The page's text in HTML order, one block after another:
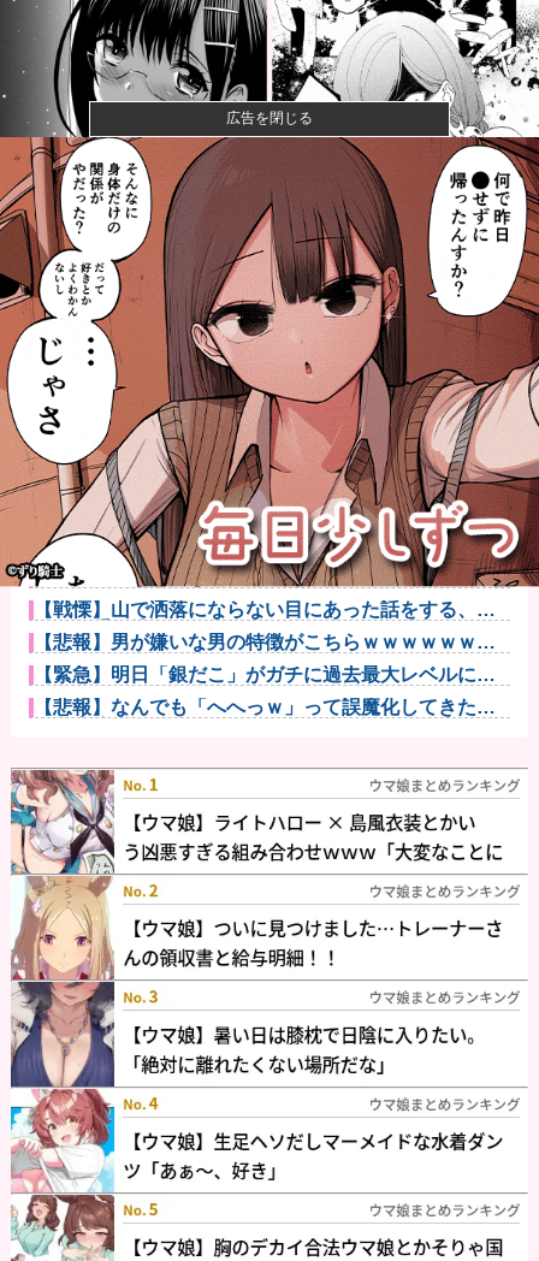
【画像】咲-saki-作者、ようやく『奇乳』に気付くｗｗ
ｗｗ
【画像】漫画家・桂正和、最新のパンツ＆お尻のイラ
スト投稿にネ...
【悲報】ショートスリーパー堀さん、対面で高須幹弥
にブチギレる...
【衝撃】きゃりーぱみゅぱみゅ 本名をさらりと告白
【食料自給率】過去最低37% 25年度、コメ消費減響
く他
【衝撃】テレビ大好き高齢者のテレビ離れ、遂に始ま
る…他
【悲報】元TOKIO長瀬智也さん、バイク写真を投稿す
るも女子...
【高校野球】甲子園 初ジャッジの女性審判・佐藤加
奈さん、自ら...
フリマ民「あと500円値下げ出来ませんか」ワイ「ほ～
い購入ｗ...
【画像】ごきげんな朝飯だ･･･他
【戦慄】山で洒落にならない目にあった話をする、オ
カルト系で他
【悲報】男が嫌いな男の特徴がこちらｗｗｗｗｗｗｗ
ｗｗｗ
【緊急】明日「銀だこ」がガチに過去最大レベルに混
みそうwww...
【悲報】なんでも「へへっｗ」って誤魔化してきたワ
広告を閉じる